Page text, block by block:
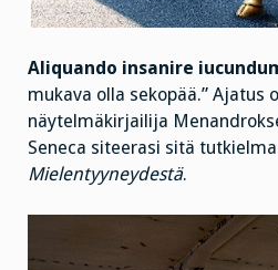
Aliquando insanire
mukava olla sekopää.” Ajatus
näytelmäkirjailija
Seneca siteerasi sitä
Mielentyyneydestä.